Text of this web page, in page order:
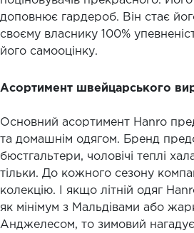
доповнює гардероб. Він стає
своєму власнику 100%
його самооцінку.
Асортимент швейцарського
Основний асортимент Hanro
та домашнім одягом. Бренд
бюстгальтери, чоловічі теплі
тільки. До кожного сезону
колекцію. І якщо літній одяг
як мінімум з Мальдівами або
Анджелесом, то зимовий нагадує